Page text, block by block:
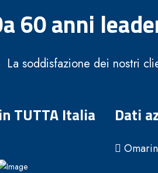
60 anni
La soddisfazione dei nostri
TUTTA Italia Dati